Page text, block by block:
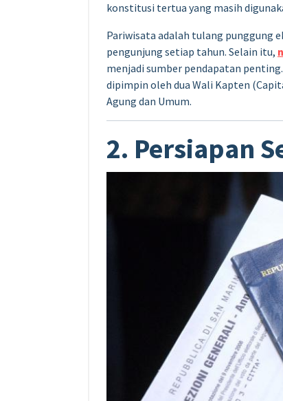
konstitusi tertua yang masih
Pariwisata adalah tulang punggung
pengunjung setiap tahun. Selain itu,
menjadi sumber pendapatan
dipimpin oleh dua Wali Kapten
Agung dan Umum.
2. Persiapan